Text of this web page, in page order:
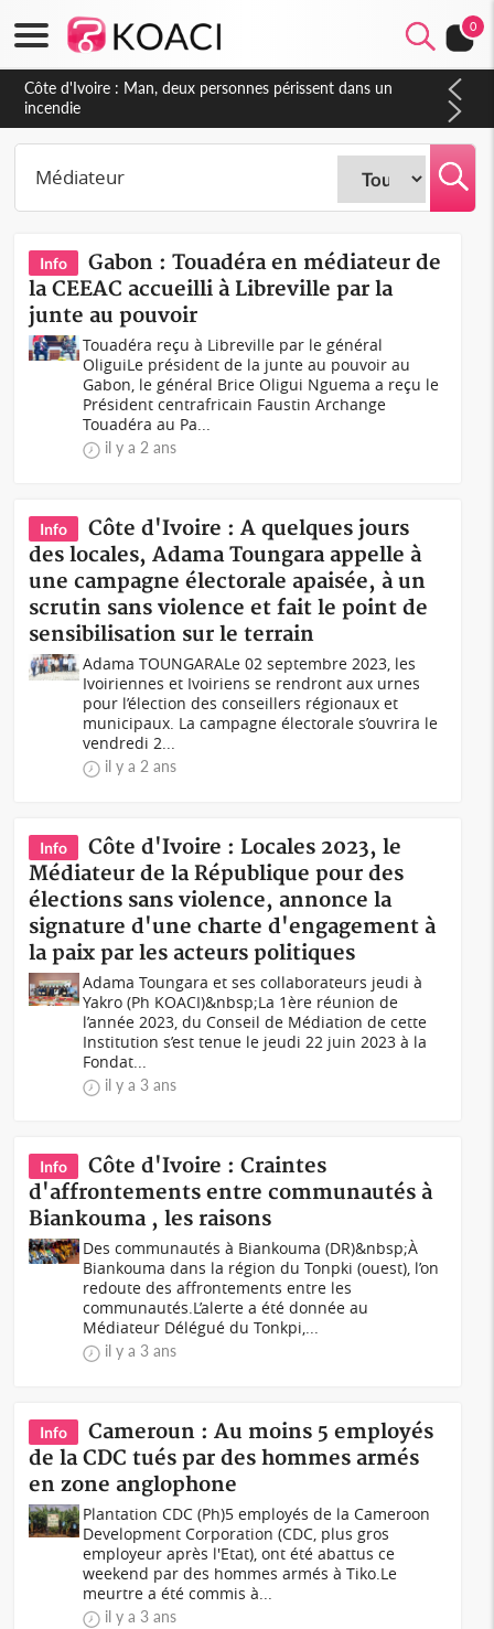
0
Côte d'Ivoire : Séileu, la célébration de la fête nationale
transformée en vaste campagne contre les produits
dépigmentants dangereux
Info
Gabon : Touadéra en médiateur de
la CEEAC accueilli à Libreville par la
junte au pouvoir
Touadéra reçu à Libreville par le général
OliguiLe président de la junte au pouvoir au
Gabon, le général Brice Oligui Nguema a reçu le
Président centrafricain Faustin Archange
Touadéra au Pa...
il y a 2 ans
Info
Côte d'Ivoire : A quelques jours
des locales, Adama Toungara appelle à
une campagne électorale apaisée, à un
scrutin sans violence et fait le point de
sensibilisation sur le terrain
Adama TOUNGARALe 02 septembre 2023, les
Ivoiriennes et Ivoiriens se rendront aux urnes
pour l’élection des conseillers régionaux et
municipaux. La campagne électorale s’ouvrira le
vendredi 2...
il y a 2 ans
Info
Côte d'Ivoire : Locales 2023, le
Médiateur de la République pour des
élections sans violence, annonce la
signature d'une charte d'engagement à
la paix par les acteurs politiques
Adama Toungara et ses collaborateurs jeudi à
Yakro (Ph KOACI)&nbsp;La 1ère réunion de
l’année 2023, du Conseil de Médiation de cette
Institution s’est tenue le jeudi 22 juin 2023 à la
Fondat...
il y a 3 ans
Info
Côte d'Ivoire : Craintes
d'affrontements entre communautés à
Biankouma , les raisons
Des communautés à Biankouma (DR)&nbsp;À
Biankouma dans la région du Tonpki (ouest), l’on
redoute des affrontements entre les
communautés.L’alerte a été donnée au
Médiateur Délégué du Tonkpi,...
il y a 3 ans
Info
Cameroun : Au moins 5 employés
de la CDC tués par des hommes armés
en zone anglophone
Plantation CDC (Ph)5 employés de la Cameroon
Development Corporation (CDC, plus gros
employeur après l'Etat), ont été abattus ce
weekend par des hommes armés à Tiko.Le
meurtre a été commis à...
il y a 3 ans